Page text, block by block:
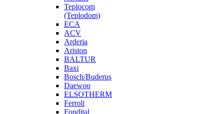
Teplocom
(Teplodom)
ECA
ACV
Arderia
Ariston
BALTUR
Baxi
Bosch/Buderus
Daewoo
ELSOTHERM
Ferroli
Fondital